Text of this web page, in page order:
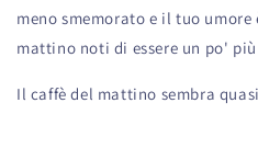
meno smemorato e il tuo
mattino noti di essere un po'
Il caffè del mattino sembra